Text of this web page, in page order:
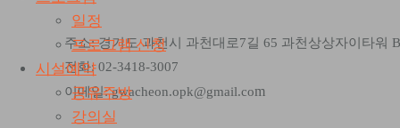
일정
프로그램 신청
시설예약
공유주방
강의실
주소: 경기도 과천시 과천대로7길 65 과천상상자이타워
전화: 02-3418-3007
이메일: gwacheon.opk@gmail.com